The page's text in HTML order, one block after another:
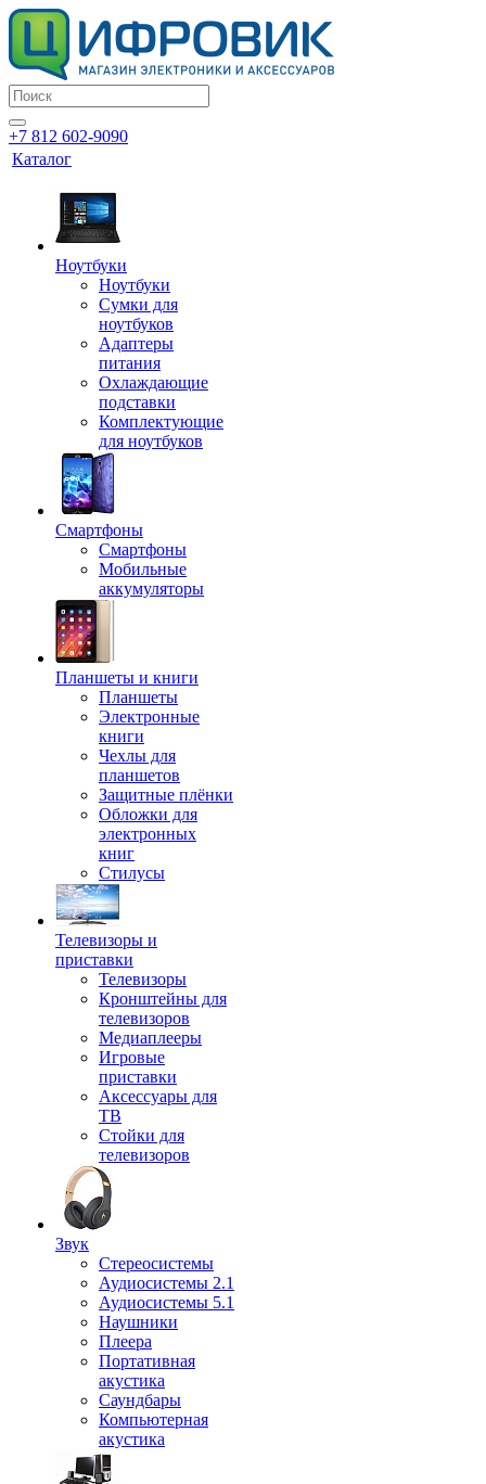
+7 812 602-9090
Каталог
Ноутбуки
Ноутбуки
Сумки для
ноутбуков
Адаптеры
питания
Охлаждающие
подставки
Комплектующие
для ноутбуков
Смартфоны
Смартфоны
Мобильные
аккумуляторы
Планшеты и книги
Планшеты
Электронные
книги
Чехлы для
планшетов
Защитные плёнки
Обложки для
электронных
книг
Стилусы
Телевизоры и
приставки
Телевизоры
Кронштейны для
телевизоров
Медиаплееры
Игровые
приставки
Аксессуары для
ТВ
Стойки для
телевизоров
Звук
Стереосистемы
Аудиосистемы 2.1
Аудиосистемы 5.1
Наушники
Плеера
Портативная
акустика
Саундбары
Компьютерная
акустика